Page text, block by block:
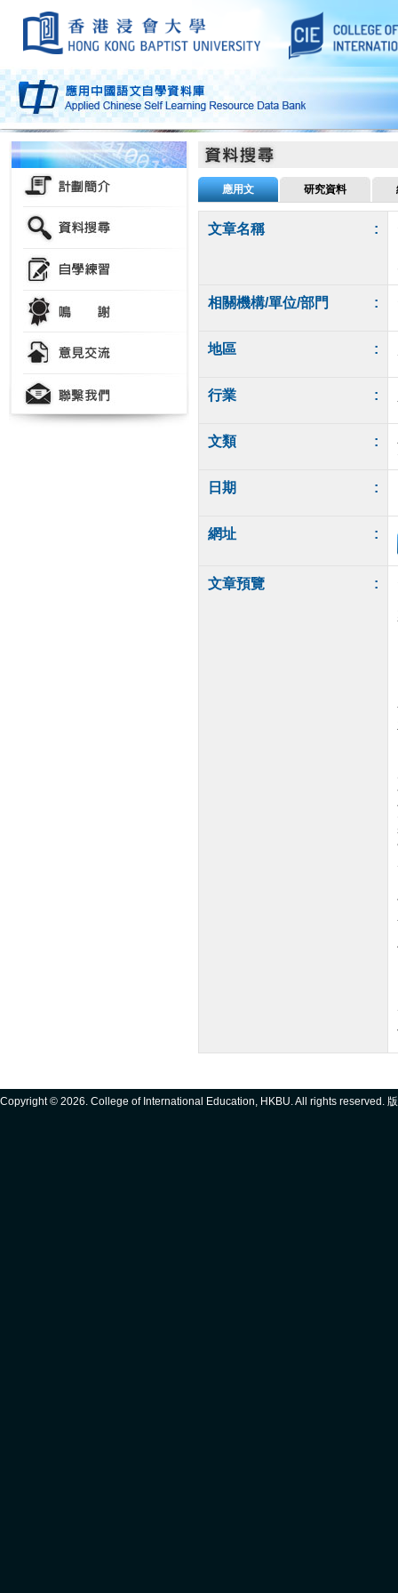
應用文 研究資料
文章名稱 :
相關機構/單位/部門 :
地區 :
行業 :
文類 :
日期 :
網址 :
文章預覽 :
Copyright © 2026. College of International Education, HKBU. All rights reserved.